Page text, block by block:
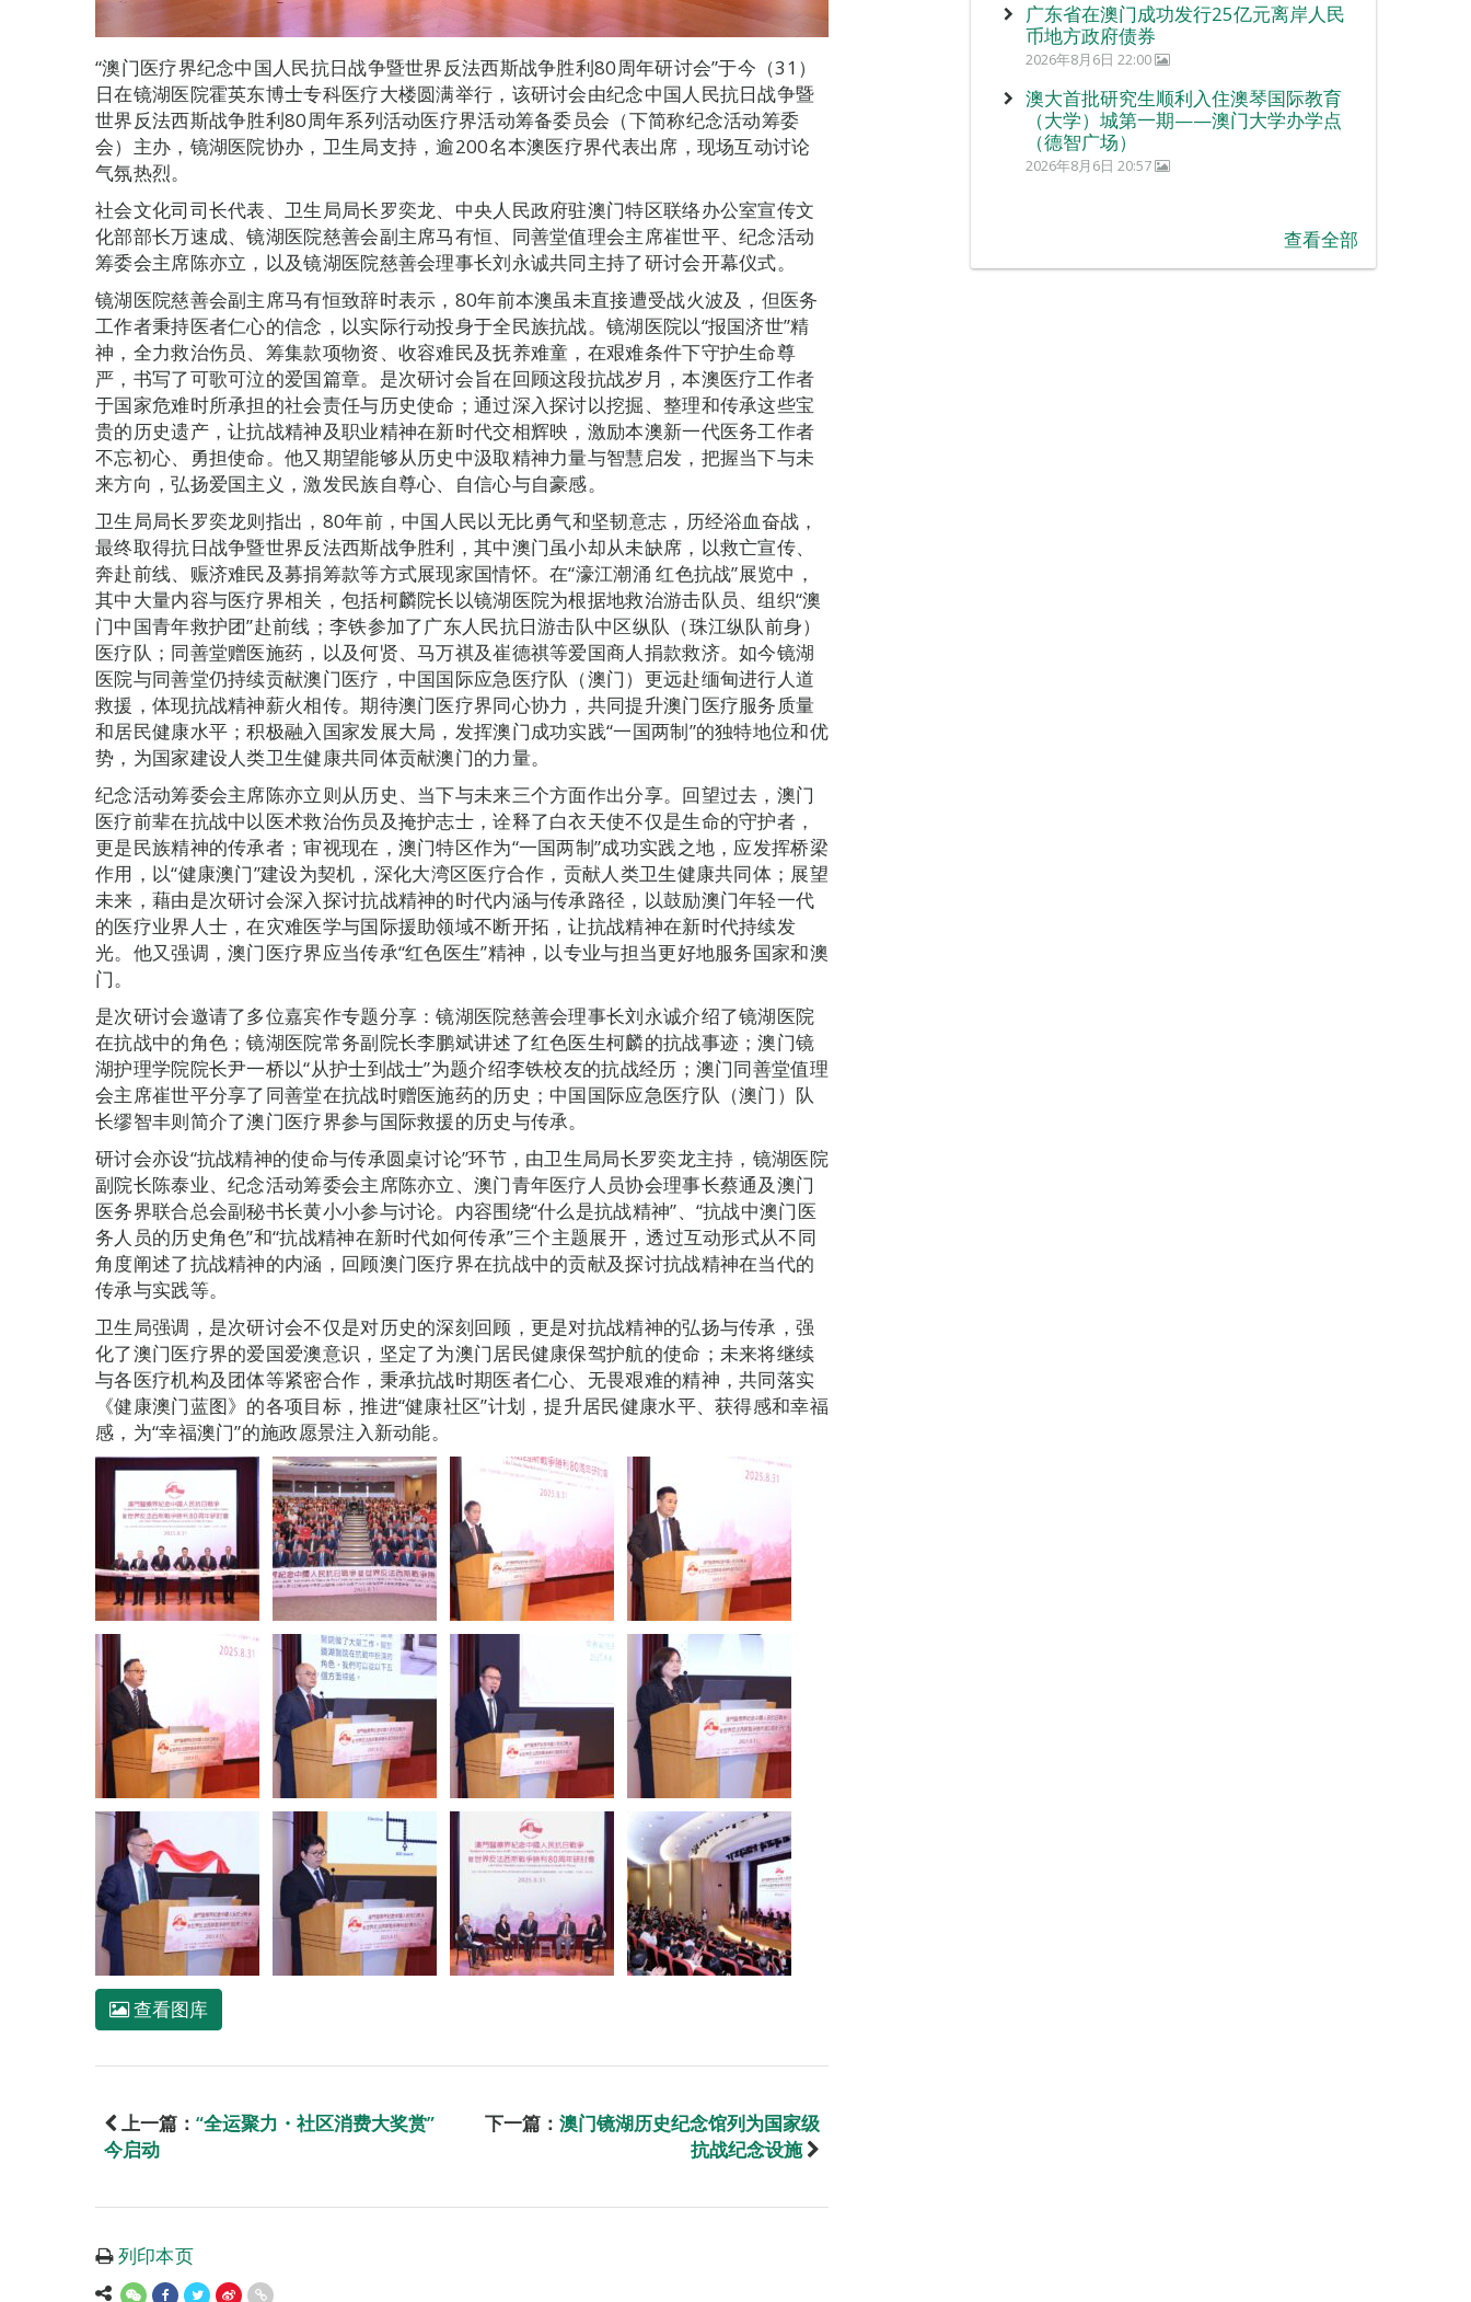
“澳门医疗界纪念中国人民抗日战争暨世界反法西斯战争胜利80周年研讨会”于今（31）
日在镜湖医院霍英东博士专科医疗大楼圆满举行，该研讨会由纪念中国人民抗日战争暨
世界反法西斯战争胜利80周年系列活动医疗界活动筹备委员会（下简称纪念活动筹委
会）主办，镜湖医院协办，卫生局支持，逾200名本澳医疗界代表出席，现场互动讨论
气氛热烈。
社会文化司司长代表、卫生局局长罗奕龙、中央人民政府驻澳门特区联络办公室宣传文
化部部长万速成、镜湖医院慈善会副主席马有恒、同善堂值理会主席崔世平、纪念活动
筹委会主席陈亦立，以及镜湖医院慈善会理事长刘永诚共同主持了研讨会开幕仪式。
镜湖医院慈善会副主席马有恒致辞时表示，80年前本澳虽未直接遭受战火波及，但医务
工作者秉持医者仁心的信念，以实际行动投身于全民族抗战。镜湖医院以“报国济世”精
神，全力救治伤员、筹集款项物资、收容难民及抚养难童，在艰难条件下守护生命尊
严，书写了可歌可泣的爱国篇章。是次研讨会旨在回顾这段抗战岁月，本澳医疗工作者
于国家危难时所承担的社会责任与历史使命；通过深入探讨以挖掘、整理和传承这些宝
贵的历史遗产，让抗战精神及职业精神在新时代交相辉映，激励本澳新一代医务工作者
不忘初心、勇担使命。他又期望能够从历史中汲取精神力量与智慧启发，把握当下与未
来方向，弘扬爱国主义，激发民族自尊心、自信心与自豪感。
卫生局局长罗奕龙则指出，80年前，中国人民以无比勇气和坚韧意志，历经浴血奋战，
最终取得抗日战争暨世界反法西斯战争胜利，其中澳门虽小却从未缺席，以救亡宣传、
奔赴前线、赈济难民及募捐筹款等方式展现家国情怀。在“濠江潮涌 红色抗战”展览中，
其中大量内容与医疗界相关，包括柯麟院长以镜湖医院为根据地救治游击队员、组织“澳
门中国青年救护团”赴前线；李铁参加了广东人民抗日游击队中区纵队（珠江纵队前身）
医疗队；同善堂赠医施药，以及何贤、马万祺及崔德祺等爱国商人捐款救济。如今镜湖
医院与同善堂仍持续贡献澳门医疗，中国国际应急医疗队（澳门）更远赴缅甸进行人道
救援，体现抗战精神薪火相传。期待澳门医疗界同心协力，共同提升澳门医疗服务质量
和居民健康水平；积极融入国家发展大局，发挥澳门成功实践“一国两制”的独特地位和优
势，为国家建设人类卫生健康共同体贡献澳门的力量。
纪念活动筹委会主席陈亦立则从历史、当下与未来三个方面作出分享。回望过去，澳门
医疗前辈在抗战中以医术救治伤员及掩护志士，诠释了白衣天使不仅是生命的守护者，
更是民族精神的传承者；审视现在，澳门特区作为“一国两制”成功实践之地，应发挥桥梁
作用，以“健康澳门”建设为契机，深化大湾区医疗合作，贡献人类卫生健康共同体；展望
未来，藉由是次研讨会深入探讨抗战精神的时代内涵与传承路径，以鼓励澳门年轻一代
的医疗业界人士，在灾难医学与国际援助领域不断开拓，让抗战精神在新时代持续发
光。他又强调，澳门医疗界应当传承“红色医生”精神，以专业与担当更好地服务国家和澳
门。
是次研讨会邀请了多位嘉宾作专题分享：镜湖医院慈善会理事长刘永诚介绍了镜湖医院
在抗战中的角色；镜湖医院常务副院长李鹏斌讲述了红色医生柯麟的抗战事迹；澳门镜
湖护理学院院长尹一桥以“从护士到战士”为题介绍李铁校友的抗战经历；澳门同善堂值理
会主席崔世平分享了同善堂在抗战时赠医施药的历史；中国国际应急医疗队（澳门）队
长缪智丰则简介了澳门医疗界参与国际救援的历史与传承。
研讨会亦设“抗战精神的使命与传承圆桌讨论”环节，由卫生局局长罗奕龙主持，镜湖医院
副院长陈泰业、纪念活动筹委会主席陈亦立、澳门青年医疗人员协会理事长蔡通及澳门
医务界联合总会副秘书长黄小小参与讨论。内容围绕“什么是抗战精神”、“抗战中澳门医
务人员的历史角色”和“抗战精神在新时代如何传承”三个主题展开，透过互动形式从不同
角度阐述了抗战精神的内涵，回顾澳门医疗界在抗战中的贡献及探讨抗战精神在当代的
传承与实践等。
卫生局强调，是次研讨会不仅是对历史的深刻回顾，更是对抗战精神的弘扬与传承，强
化了澳门医疗界的爱国爱澳意识，坚定了为澳门居民健康保驾护航的使命；未来将继续
与各医疗机构及团体等紧密合作，秉承抗战时期医者仁心、无畏艰难的精神，共同落实
《健康澳门蓝图》的各项目标，推进“健康社区”计划，提升居民健康水平、获得感和幸福
感，为“幸福澳门”的施政愿景注入新动能。
查看图库
上一篇： “全运聚力・社区消费大奖赏”
今启动
下一篇： 澳门镜湖历史纪念馆列为国家级
抗战纪念设施
列印本页
广东省在澳门成功发行25亿元离岸人民
币地方政府债券
2026年8月6日 22:00
澳大首批研究生顺利入住澳琴国际教育
（大学）城第一期——澳门大学办学点
（德智广场）
2026年8月6日 20:57
查看全部